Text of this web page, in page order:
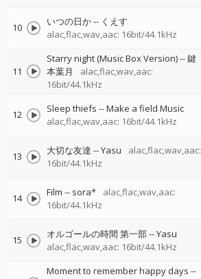
10 いつの日か-- くえす
alac,flac,wav,aac: 16bit/44.1kHz
11
Starry night (Music Box Version)--鍵
本葉月
alac,flac,wav,aac:
16bit/44.1kHz
12 Sleep thiefs --Make a field Music
alac,flac,wav,aac: 16bit/44.1kHz
13 大切な友達 --Yasu
alac,flac,wav,aac:
16bit/44.1kHz
14 Film -- sora*
alac,flac,wav,aac:
16bit/44.1kHz
15 オルゴールの時間 第一部--Yasu
alac,flac,wav,aac: 16bit/44.1kHz
Moment to remember happy days --